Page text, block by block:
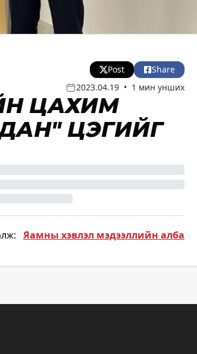
Post
Share
2023.04.19 • 1 мин унших
ЦАХИМ
ЦЭГИЙГ
Яамны хэвлэл мэдээллийн алба